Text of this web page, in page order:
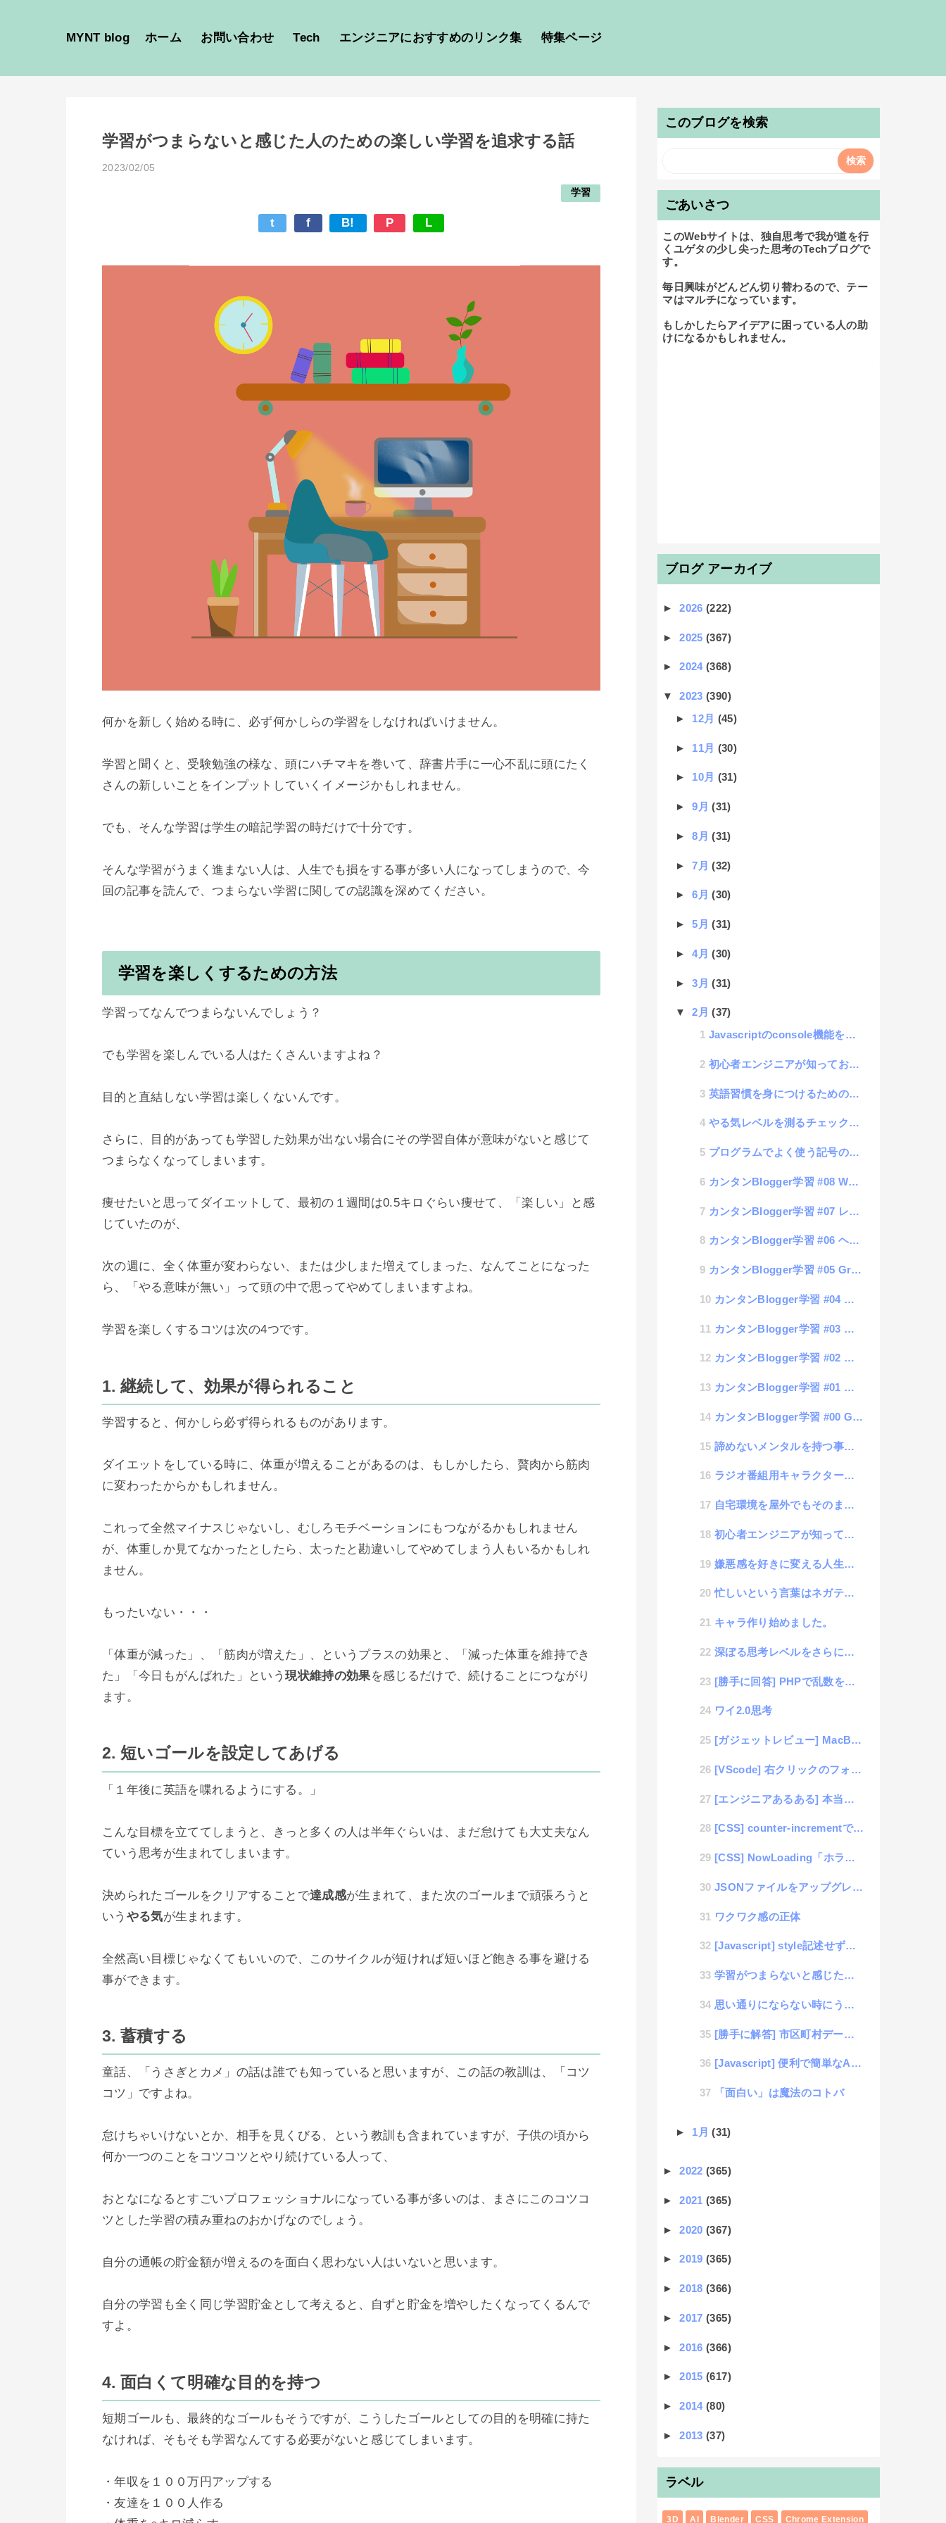
MYNT blog ホーム お問い合わせ Tech エンジニアにおすすめのリンク集 特集ページ
学習がつまらないと感じた人のための楽しい学習を追求する話
2023/02/05
学習
t f B! P L
何かを新しく始める時に、必ず何かしらの学習をしなければいけません。
学習と聞くと、受験勉強の様な、頭にハチマキを巻いて、辞書片手に一心不乱に頭にたく
さんの新しいことをインプットしていくイメージかもしれません。
でも、そんな学習は学生の暗記学習の時だけで十分です。
そんな学習がうまく進まない人は、人生でも損をする事が多い人になってしまうので、今
学習を楽しくするための方法
学習ってなんでつまらないんでしょう？
でも学習を楽しんでいる人はたくさんいますよね？
目的と直結しない学習は楽しくないんです。
さらに、目的があっても学習した効果が出ない場合にその学習自体が意味がないと感じて
つまらなくなってしまいます。
痩せたいと思ってダイエットして、最初の１週間は0.5キロぐらい痩せて、「楽しい」と感
じていたのが、
次の週に、全く体重が変わらない、または少しまた増えてしまった、なんてことになった
ら、「やる意味が無い」って頭の中で思ってやめてしまいますよね。
学習を楽しくするコツは次の4つです。
1. 継続して、効果が得られること
学習すると、何かしら必ず得られるものがあります。
ダイエットをしている時に、体重が増えることがあるのは、もしかしたら、贅肉から筋肉
に変わったからかもしれません。
これって全然マイナスじゃないし、むしろモチベーションにもつながるかもしれません
が、体重しか見てなかったとしたら、太ったと勘違いしてやめてしまう人もいるかもしれ
ません。
もったいない・・・
「体重が減った」、「筋肉が増えた」、というプラスの効果と、「減った体重を維持でき
た」「今日もがんばれた」という現状維持の効果を感じるだけで、続けることにつながり
ます。
2. 短いゴールを設定してあげる
「１年後に英語を喋れるようにする。」
こんな目標を立ててしまうと、きっと多くの人は半年ぐらいは、まだ怠けても大丈夫なん
ていう思考が生まれてしまいます。
決められたゴールをクリアすることで達成感が生まれて、また次のゴールまで頑張ろうと
いう やる気が生まれます。
全然高い目標じゃなくてもいいので、このサイクルが短ければ短いほど飽きる事を避ける
事ができます。
3. 蓄積する
童話、「うさぎとカメ」の話は誰でも知っていると思いますが、この話の教訓は、「コツ
コツ」ですよね。
怠けちゃいけないとか、相手を見くびる、という教訓も含まれていますが、子供の頃から
何か一つのことをコツコツとやり続けている人って、
おとなになるとすごいプロフェッショナルになっている事が多いのは、まさにこのコツコ
ツとした学習の積み重ねのおかげなのでしょう。
自分の通帳の貯金額が増えるのを面白く思わない人はいないと思います。
自分の学習も全く同じ学習貯金として考えると、自ずと貯金を増やしたくなってくるんで
すよ。
4. 面白くて明確な目的を持つ
短期ゴールも、最終的なゴールもそうですが、こうしたゴールとしての目的を明確に持た
なければ、そもそも学習なんてする必要がないと感じてしまいます。
・年収を１００万円アップする
・友達を１００人作る
このブログを検索
ごあいさつ
このWebサイトは、独自思考で我が道を行
くユゲタの少し尖った思考のTechブログで
す。
毎日興味がどんどん切り替わるので、テー
マはマルチになっています。
もしかしたらアイデアに困っている人の助
けになるかもしれません。
ブログ アーカイブ
►2026(222)
►2025(367)
►2024(368)
▼2023(390)
► 12月 (45)
► 11月 (30)
► 10月 (31)
►9月(31)
►8月(31)
►7月(32)
►6月(30)
►5月(31)
►4月(30)
►3月(31)
▼2月(37)
Javascriptのconsole機能を極めて開発効率アップする方法
初心者エンジニアが知っておくべきプログラミングルール「負荷について」
英語習慣を身につけるための機能をホームページに設置してみた
やる気レベルを測るチェックリスト
プログラムでよく使う記号の読み方を知って学習効率をアップ
カンタンBlogger学習 #08 WEBページ実装サンプル
カンタンBlogger学習 #07 レイアウトでサイドメニューを追加
カンタンBlogger学習 #06 ヘッダメニューのウィジェット化
カンタンBlogger学習 #05 Gridデザインのテーマ作成
カンタンBlogger学習 #04 ページの表示（データ取得）についての学習
カンタンBlogger学習 #03 ページ種別判定処理
カンタンBlogger学習 #02 テーマカスタマイズの基礎
カンタンBlogger学習 #01 事前準備
カンタンBlogger学習 #00 GoogleBloggerでホームページが作れる?
諦めないメンタルを持つ事で物事を成功させる「アキラメンタル」
ラジオ番組用キャラクター考案
自宅環境を屋外でもそのまま使えるVPN環境構築設定して快適テレワークした話
初心者エンジニアが知っておくべきプログラミングルール「if文は左右どっち配置が正解？」
嫌悪感を好きに変える人生向上術
忙しいという言葉はネガティブなのか？
キャラ作り始めました。
深ぼる思考レベルをさらに深くする為の思考
[勝手に回答] PHPで乱数を配列に格納
ワイ2.0思考
[ガジェットレビュー] MacBookAir(2022 M2チップ)+外付けキーボード+MagicT...
[VScode] 右クリックのフォルダで開く「クィックアクション」に登録して作業効率化する方法
[エンジニアあるある] 本当にあった、フワっとしたシステムオーダー
[CSS] counter-incrementで連番数値を表示する覚書
[CSS] NowLoading「ホラー調」
JSONファイルをアップグレードさせたJSONSフォーマットの紹介
ワクワク感の正体
[Javascript] style記述せずにできるanimate機能がメタクソ便利
学習がつまらないと感じた人のための楽しい学習を追求する話
思い通りにならない時にうまくいく方法を見つけた話
[勝手に解答] 市区町村データをグループ別にリスト表示
[Javascript] 便利で簡単なAjaxの書き方いろいろ（初心者学習用）
「面白い」は魔法のコトバ
► 1月(31)
►2022(365)
►2021(365)
►2020(367)
►2019(365)
►2018(366)
►2017(365)
►2016(366)
►2015(617)
►2014(80)
►2013(37)
ラベル
3D AI Blender CSS Chrome Extension